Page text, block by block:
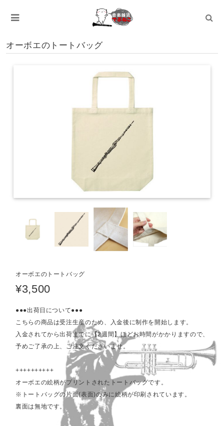
オーボエのトートバッグ
オーボエのトートバッグ
¥3,500
●●●出荷日について●●●
こちらの商品は受注生産のため、入金後に制作を開始します。
入金されてから出荷までに【2週間】ほどお時間がかかりますので、
予めご了承の上、ご注文くださいませ。
++++++++++
オーボエの絵柄がプリントされたトートバッグです。
※トートバッグの片面(表面)のみに絵柄が印刷されています。
裏面は無地です。